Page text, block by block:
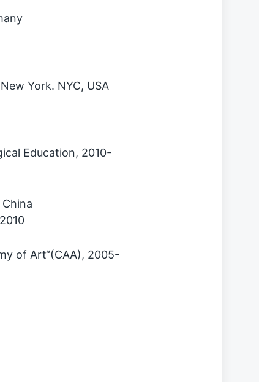
York. NYC, USA
Education, 2010-
of Art“(CAA), 2005-